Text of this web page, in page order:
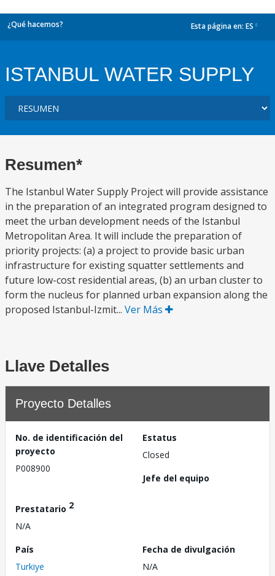
¿Qué hacemos? Esta página en: ES
ISTANBUL WATER SUPPLY
Resumen*
The Istanbul Water Supply Project will provide assistance
in the preparation of an integrated program designed to
meet the urban development needs of the Istanbul
Metropolitan Area. It will include the preparation of
priority projects: (a) a project to provide basic urban
infrastructure for existing squatter settlements and
future low-cost residential areas, (b) an urban cluster to
form the nucleus for planned urban expansion along the
proposed Istanbul-Izmit... Ver Más
Llave Detalles
Proyecto Detalles
No. de identificación del
proyecto
P008900
Estatus
Closed
Jefe del equipo
Prestatario 2
N/A
País
Turkiye
Fecha de divulgación
N/A